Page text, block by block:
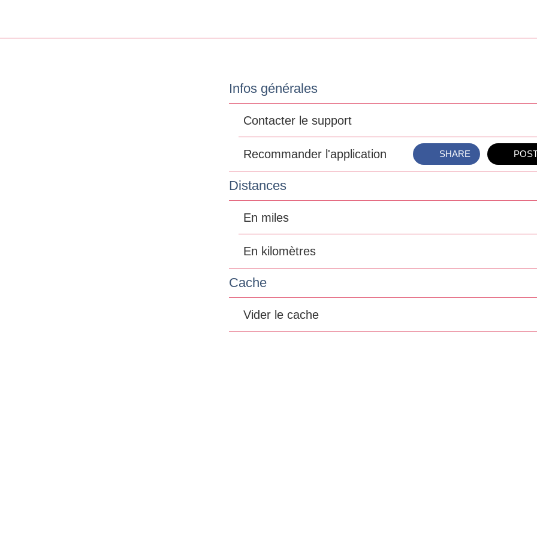
Infos générales
Contacter le support
Recommander l'application SHARE
Distances
En miles
En kilomètres
Cache
Vider le cache